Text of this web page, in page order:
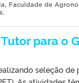
, Faculdade de
.
para o
seleção